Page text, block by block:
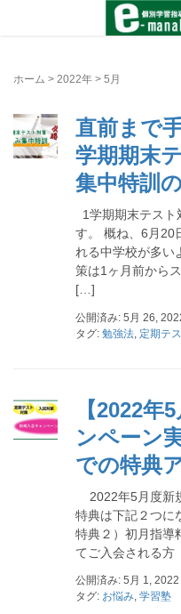
ホーム > 2022年 > 5月
直前まで
学期期末
集中特訓
1学期期末テスト
す。 概ね、6月20
れる中学校が多い
策は1ヶ月前から
[…]
公開済み: 5月 26,
タグ: 勉強法 定期テ
【2022年
ンペーン
での特典
2022年5月度新
特典は下記２つ
特典２）初月指
てご入会される
公開済み: 5月 1, 2022
タグ: お悩み, 学習塾